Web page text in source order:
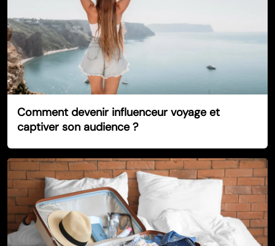
Comment devenir influenceur voyage et
captiver son audience ?